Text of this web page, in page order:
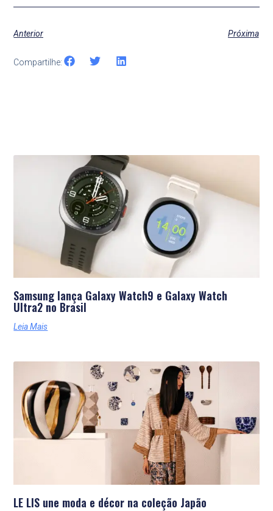
Anterior Próxima
Compartilhe:
Últimas Notícias
Samsung lança Galaxy Watch9 e Galaxy Watch
Ultra2 no Brasil
Leia Mais
LE LIS une moda e décor na coleção Japão